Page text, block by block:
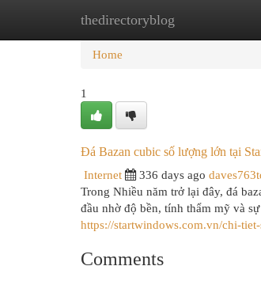
thedirectoryblog
Home New Site Listings
Home
1
Đá Bazan cubic số lượng lớn tại
Internet
336 days ago
Trong Nhiều năm trở lại đây, đá
đầu nhờ độ bền, tính thẩm mỹ và
https://startwindows.com.vn/chi-
Comments